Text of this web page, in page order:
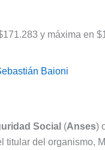
y máxima en
Baioni
Social (Anses)
titular del organismo,